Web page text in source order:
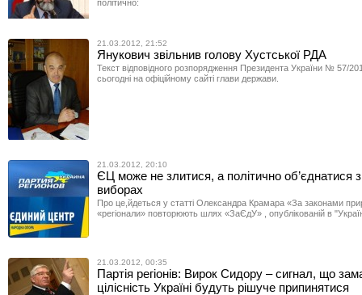
політично:
21.03.2012, 21:52
Янукович звільнив голову Хустської РДА
Текст відповідного розпорядження Президента України № 57/
сьогодні на офіційному сайті глави держави.
21.03.2012, 20:10
ЄЦ може не злитися, а політично об’єднатися
виборах
Про це,йдеться у статті Олександра Крамара «За законами
«регіонали» повторюють шлях «ЗаЄдУ» , опублікованій в
21.03.2012, 00:35
Партія регіонів: Вирок Сидору – сигнал, що
цілісність Україні будуть рішуче припинятися